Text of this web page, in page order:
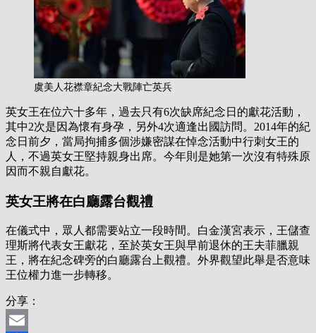
虞美人花襟章紀念大戰陣亡英兵
英女王在位六十多年，過去只有6次缺席紀念日的獻花活動，
其中2次是因為懷有身孕，另外4次適逢出國訪問。2014年的紀
念日前夕，當局拘捕多個涉嫌密謀在悼念活動中行刺女王的
人，不過英女王堅持親身出席。今年則是她第一次沒有特殊原
因而不親自獻花。
英女王將在白廳露台觀禮
在儀式中，眾人都需要站立一段時間。白金漢宮表示，王儲查
理斯將代表女王獻花，至於英女王與早前退休的王夫菲臘親
王，將在紀念碑旁的白廳露台上觀禮。外界觀望此舉是否意味
王位權力進一步轉移。
分享：